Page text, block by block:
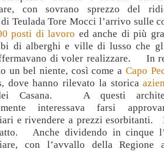
con sovrano sprezzo del
Teulada Tore Mocci l’arrivo sulle
posti di lavoro ed anche di più
di alberghi e ville di lusso che
di voler realizzare. In
un bel niente, così come a Capo
dove hanno rilevato la storica
Casana. A questi
interessava farsi
e rivendere a prezzi esorbitanti.
Anche dividendo in cinque
con l’avvallo della Regione